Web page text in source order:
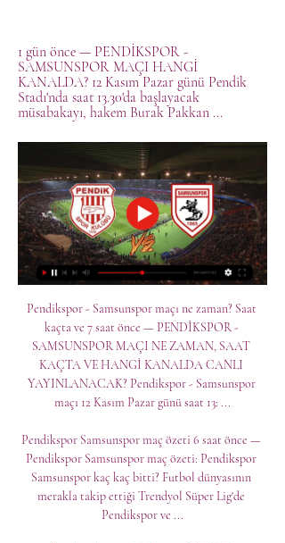
1 gün önce — PENDİKSPOR -
SAMSUNSPOR MAÇI HANGİ
KANALDA? 12 Kasım Pazar günü Pendik
Stadı'nda saat 13.30'da başlayacak
müsabakayı, hakem Burak Pakkan ...
Pendikspor - Samsunspor maçı ne zaman? Saat
kaçta ve 7 saat önce — PENDİKSPOR -
SAMSUNSPOR MAÇI NE ZAMAN, SAAT
KAÇTA VE HANGİ KANALDA CANLI
YAYINLANACAK? Pendikspor - Samsunspor
maçı 12 Kasım Pazar günü saat 13: ...
Pendikspor Samsunspor maç özeti 6 saat önce —
Pendikspor Samsunspor maç özeti: Pendikspor
Samsunspor kaç kaç bitti? Futbol dünyasının
merakla takip ettiği Trendyol Süper Lig'de
Pendikspor ve ...